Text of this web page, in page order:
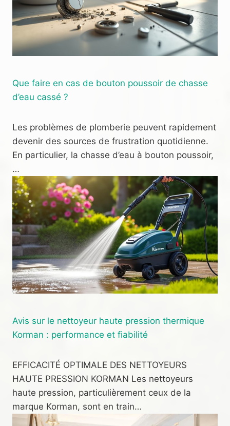
Que faire en cas de bouton poussoir de chasse
d’eau cassé ?
Les problèmes de plomberie peuvent rapidement
devenir des sources de frustration quotidienne.
En particulier, la chasse d’eau à bouton poussoir,
…
Avis sur le nettoyeur haute pression thermique
Korman : performance et fiabilité
EFFICACITÉ OPTIMALE DES NETTOYEURS
HAUTE PRESSION KORMAN Les nettoyeurs
haute pression, particulièrement ceux de la
marque Korman, sont en train…